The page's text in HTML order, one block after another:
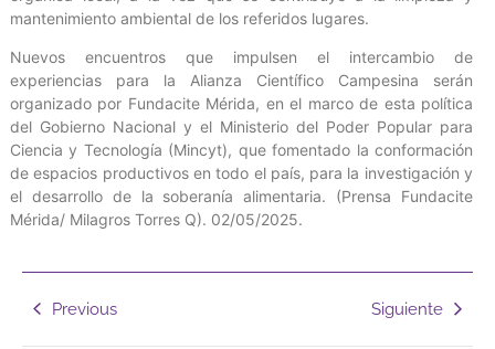
mantenimiento ambiental de los referidos lugares.
Nuevos encuentros que impulsen el intercambio de
experiencias para la Alianza Científico Campesina serán
organizado por Fundacite Mérida, en el marco de esta política
del Gobierno Nacional y el Ministerio del Poder Popular para
Ciencia y Tecnología (Mincyt), que fomentado la conformación
de espacios productivos en todo el país, para la investigación y
el desarrollo de la soberanía alimentaria. (Prensa Fundacite
Mérida/ Milagros Torres Q). 02/05/2025.
Previous Siguiente